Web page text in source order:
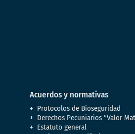
Acuerdos y normativas
Protocolos de Bioseguridad
Derechos Pecuniarios “Valor
Estatuto general